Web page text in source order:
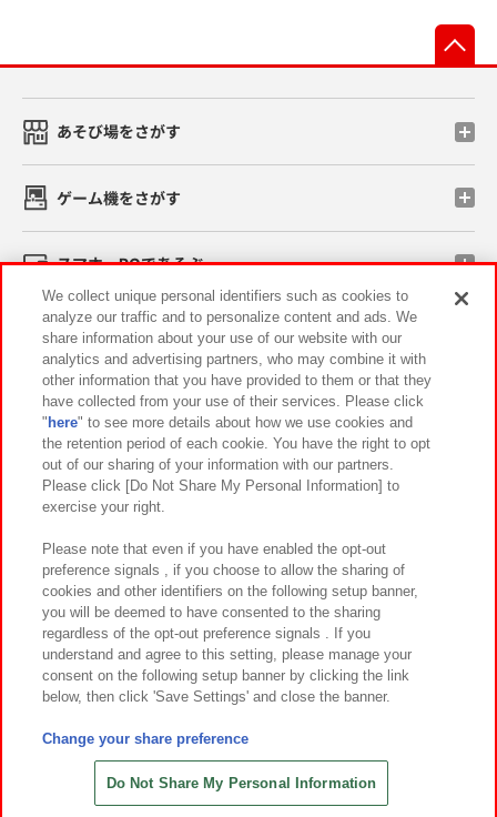
お得なWEBチケット販売中
あそび場をさがす
ゲーム機をさがす
スマホ・PCであそぶ
イベント・キャンペーン
関連会社 サステナビリティ サイトポリシー
プライバシーポリシー ウェブアクセシビリティ方針と検証結果
お取引先さまとともに
カスタマーハラスメント対応方針 よくあるご質問・お問い合わせ
©Bandai Namco Amusement Inc.
©Bandai Namco Amusement Lab Inc.
©HANAYASHIKI Co., Ltd. All Rights Reserved.
We collect unique personal identifiers such as cookies to
analyze our traffic and to personalize content and ads. We
share information about your use of our website with our
analytics and advertising partners, who may combine it with
other information that you have provided to them or that they
have collected from your use of their services. Please click
" here" to see more details about how we use cookies and
the retention period of each cookie. You have the right to opt
out of our sharing of your information with our partners.
Please click [Do Not Share My Personal Information] to
exercise your right.
Please note that even if you have enabled the opt-out
preference signals , if you choose to allow the sharing of
cookies and other identifiers on the following setup banner,
you will be deemed to have consented to the sharing
regardless of the opt-out preference signals . If you
understand and agree to this setting, please manage your
consent on the following setup banner by clicking the link
below, then click 'Save Settings' and close the banner.
Change your share preference
Do Not Share My Personal Information